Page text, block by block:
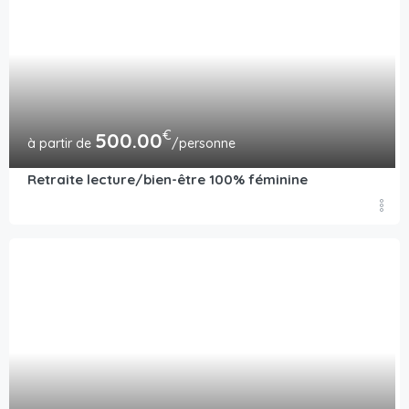
500.00€/personne
Retraite lecture/bien-être 100% féminine